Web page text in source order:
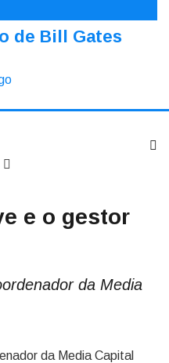
de Bill Gates
e o gestor
da Media